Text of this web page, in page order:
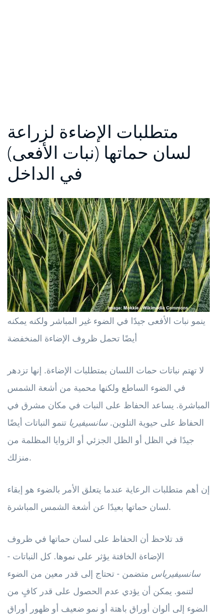
متطلبات الإضاءة لزراعة
لسان حماتها (نبات الأفعى)
في الداخل
ينمو نبات الأفعى جيدًا في الضوء غير المباشر ولكنه يمكنه
أيضًا تحمل ظروف الإضاءة المنخفضة
لا تهتم نباتات حمات اللسان بمتطلبات الإضاءة. إنها تزدهر
في الضوء الساطع ولكنها محمية من أشعة الشمس
المباشرة. يساعد الحفاظ على النبات في مكان مشرق في
الحفاظ على حيوية التلوين. سانسيفيريا تنمو النباتات أيضًا
جيدًا في الظل أو الظل الجزئي أو الزوايا المظلمة من
منزلك.
إن أهم متطلبات الرعاية عندما يتعلق الأمر بالضوء هو إبقاء
لسان حماتها بعيدًا عن أشعة الشمس المباشرة.
قد تلاحظ أن الحفاظ على لسان حماتها في ظروف
الإضاءة الخافتة يؤثر على نموها. كل النباتات -
سانسيفيرياس متضمن - تحتاج إلى قدر معين من الضوء
لتنمو. يمكن أن يؤدي عدم الحصول على قدر كافٍ من
الضوء إلى ألوان أوراق باهتة أو نمو ضعيف أو ظهور أوراق